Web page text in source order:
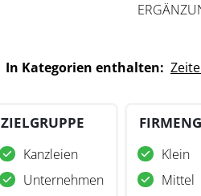
In Kategorien enthalten:
ZIELGRUPPE
Kanzleien
Unternehmen
Klein
Mittel